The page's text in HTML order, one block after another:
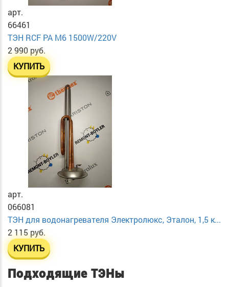
арт.
66461
ТЭН RСF PA М6 1500W/220V
2 990 руб.
КУПИТЬ
арт.
066081
ТЭН для водонагревателя Электролюкс, Эталон, 1,5 к...
2 115 руб.
КУПИТЬ
Подходящие ТЭНы